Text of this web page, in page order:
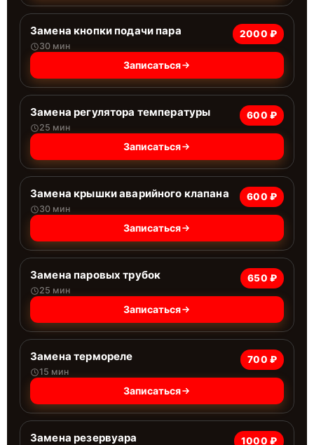
Замена кнопки подачи пара
30 мин
2000 ₽
Записаться
Замена регулятора температуры
25 мин
600 ₽
Записаться
Замена крышки аварийного клапана
30 мин
600 ₽
Записаться
Замена паровых трубок
25 мин
650 ₽
Записаться
Замена термореле
15 мин
700 ₽
Записаться
Замена резервуара 1000 ₽